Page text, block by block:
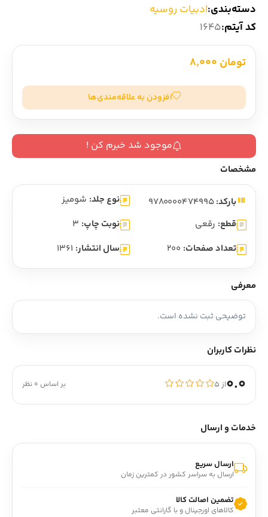
دسته‌بندی:ادبیات روسیه
کد آیتم:1645
تومان 8,000
افزودن به علاقه‌مندی‌ها
موجود شد خبرم کن !
مشخصات
بارکد:9780000474995 نوع جلد: شومیز
قطع: رقعی نوبت چاپ: 3
تعداد صفحات: 200 سال انتشار: 1361
معرفی
توضیحی ثبت نشده است.
نظرات کاربران
0.0از ۵ بر اساس 0 نظر
خدمات و ارسال
ارسال سریع
ارسال به سراسر کشور در کمترین زمان
تضمین اصالت کالا
کالاهای اورجینال و با گارانتی معتبر